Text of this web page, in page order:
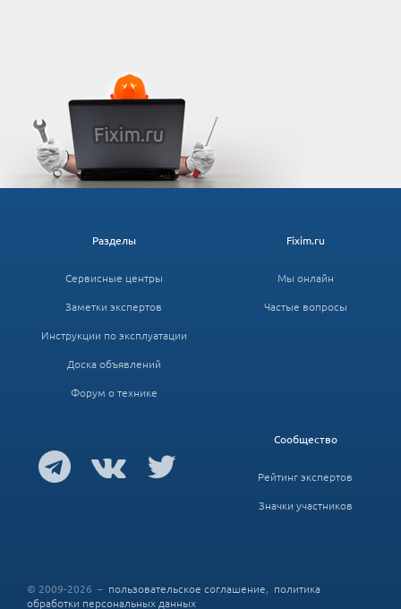
Fixim.ru
Мы онлайн
Частые вопросы
Разделы
Сервисные центры
Заметки экспертов
Инструкции по эксплуатации
Доска объявлений
Форум о технике
Сообщество
Рейтинг экспертов
Значки участников
© 2009-2026 – пользовательское соглашение, политика
обработки персональных данных